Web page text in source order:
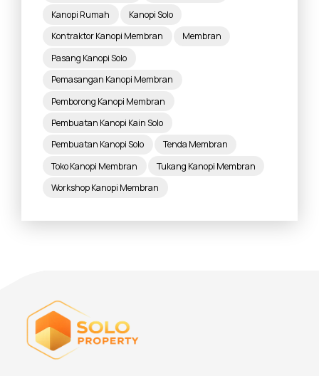
Kanopi Rumah
Kanopi Solo
Kontraktor Kanopi Membran
Membran
Pasang Kanopi Solo
Pemasangan Kanopi Membran
Pemborong Kanopi Membran
Pembuatan Kanopi Kain Solo
Pembuatan Kanopi Solo
Tenda Membran
Toko Kanopi Membran
Tukang Kanopi Membran
Workshop Kanopi Membran